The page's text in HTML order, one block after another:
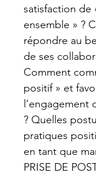
satisfaction de
ensemble » ?
répondre au
de ses
Comment
positif » et
l’engagement
? Quelles
pratiques
en tant que
PRISE DE